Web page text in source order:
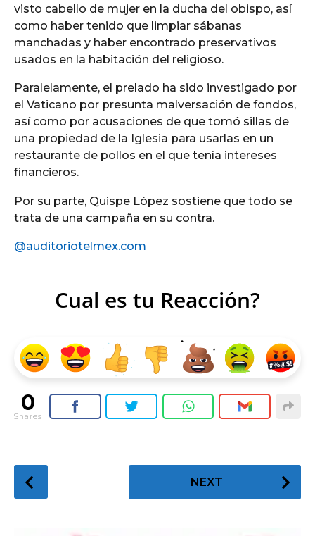
visto cabello de mujer en la ducha del obispo, así
como haber tenido que limpiar sábanas
manchadas y haber encontrado preservativos
usados en la habitación del religioso.
Paralelamente, el prelado ha sido investigado por
el Vaticano por presunta malversación de fondos,
así como por acusaciones de que tomó sillas de
una propiedad de la Iglesia para usarlas en un
restaurante de pollos en el que tenía intereses
financieros.
Por su parte, Quispe López sostiene que todo se
trata de una campaña en su contra.
@auditoriotelmex.com
Cual es tu Reacción?
0
Shares
o
NEXT